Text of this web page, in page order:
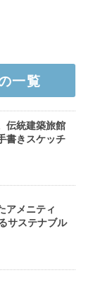
一覧
伝統建築旅館
書きスケッチ
アメニティ
サステナブル